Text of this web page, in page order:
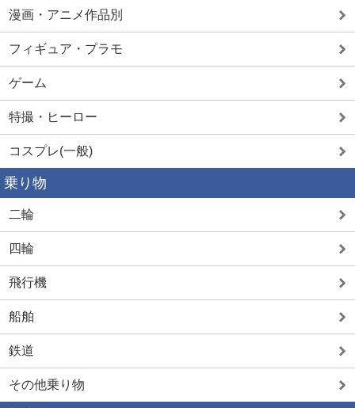
漫画・アニメ作品別
フィギュア・プラモ
ゲーム
特撮・ヒーロー
コスプレ(一般)
乗り物
二輪
四輪
飛行機
船舶
鉄道
その他乗り物